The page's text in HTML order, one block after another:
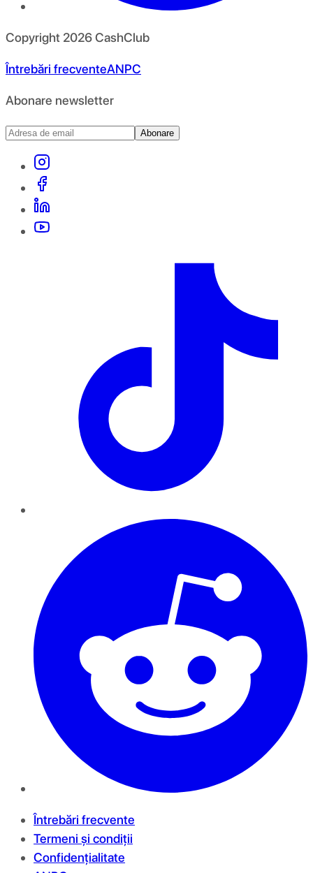
Copyright 2026CashClub
Întrebări frecventeANPC
Abonare newsletter
Abonare
Întrebări frecvente
Termeni și condiții
Confidențialitate